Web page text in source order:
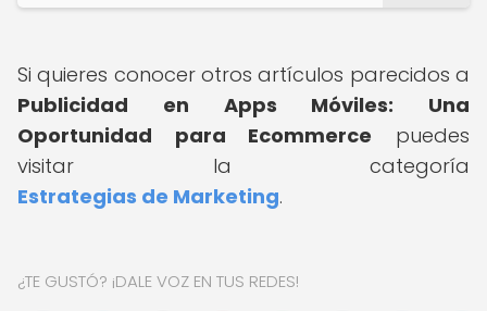
Si quieres conocer otros artículos parecidos a
Publicidad en Apps Móviles: Una
Oportunidad para Ecommerce puedes
visitar la categoría
Estrategias de Marketing.
¿TE GUSTÓ? ¡DALE VOZ EN TUS REDES!